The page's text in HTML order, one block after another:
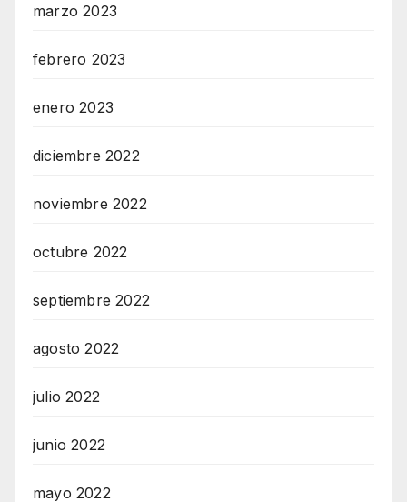
marzo 2023
febrero 2023
enero 2023
diciembre 2022
noviembre 2022
octubre 2022
septiembre 2022
agosto 2022
julio 2022
junio 2022
mayo 2022